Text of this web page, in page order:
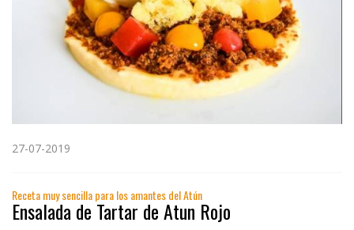
27-07-2019
Receta muy sencilla para los amantes del Atún
Ensalada de Tartar de Atun Rojo